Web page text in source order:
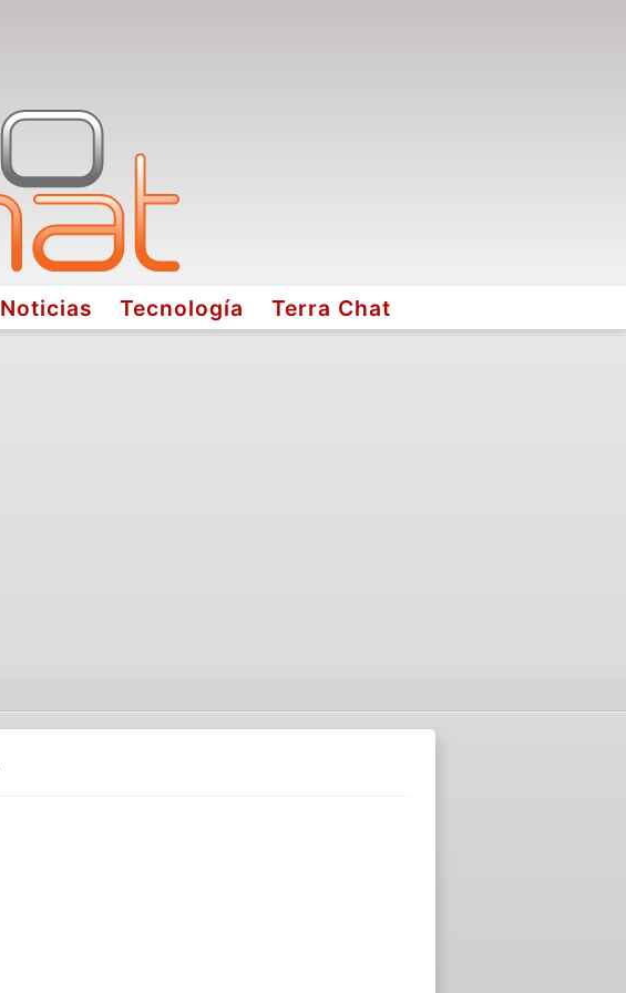
Noticias Tecnología Terra Chat